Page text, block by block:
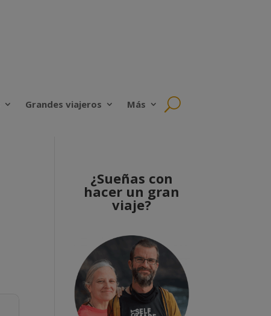
Grandes viajeros Más
¿Sueñas con
hacer un gran
viaje?